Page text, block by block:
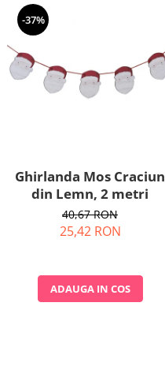
-37%
Ghirlanda Mos Craciun
din Lemn, 2 metri
40,67 RON
25,42 RON
ADAUGA IN COS